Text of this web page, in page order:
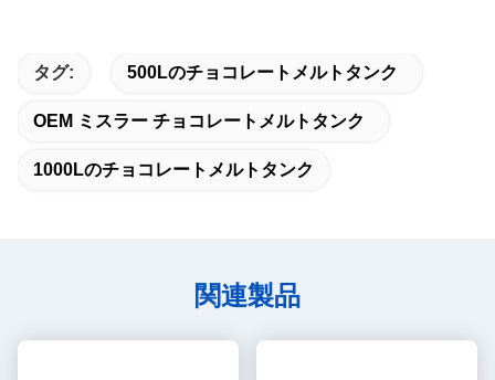
タグ: 500Lのチョコレートメルトタンク
OEM ミスラー チョコレートメルトタンク
1000Lのチョコレートメルトタンク
関連製品